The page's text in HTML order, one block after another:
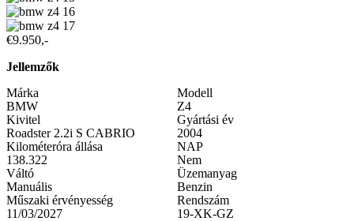
€9.950,-
Jellemzők
Márka
BMW
Modell
Z4
Kivitel
Roadster 2.2i S CABRIO
Gyártási év
2004
Kilométeróra állása
138.322
NAP
Nem
Váltó
Manuális
Üzemanyag
Benzin
Műszaki érvényesség
11/03/2027
Rendszám
19-XK-GZ